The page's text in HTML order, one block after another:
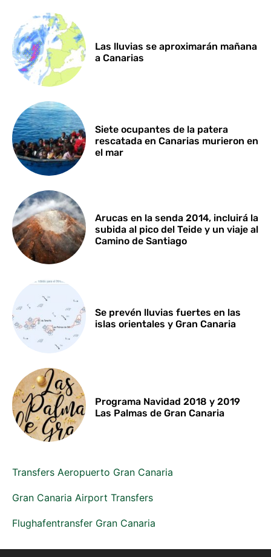
Las lluvias se aproximarán mañana
a Canarias
Siete ocupantes de la patera
rescatada en Canarias murieron en
el mar
Arucas en la senda 2014, incluirá la
subida al pico del Teide y un viaje al
Camino de Santiago
Se prevén lluvias fuertes en las
islas orientales y Gran Canaria
Programa Navidad 2018 y 2019
Las Palmas de Gran Canaria
Transfers Aeropuerto Gran Canaria
Gran Canaria Airport Transfers
Flughafentransfer Gran Canaria